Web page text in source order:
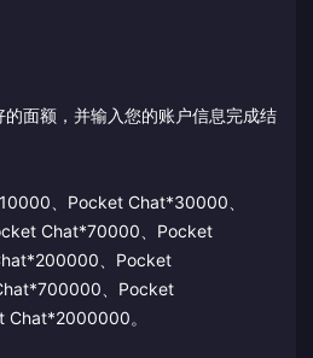
面额，并输入您的账户信息完成结
、Pocket Chat*30000、
Chat*70000、Pocket
、Pocket
、Pocket
。